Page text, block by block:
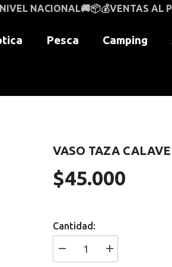
VENTAS AL POR MAYOR Y AL
Pesca Camping
VASO TAZA
Precio
regular
$45.000
Cantidad:
Error:
I18n
Error: